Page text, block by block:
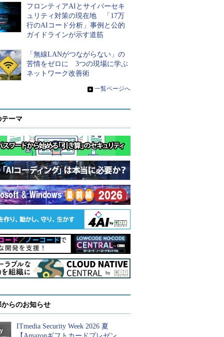
フロンティアAIとサイバーセキ
ュリティ対策の現在地 「17万
行のAIコード分析」事例と公的
ガイドラインが示す道筋
「無線LANがつながらない」の
苦情をゼロに 3つの現場に学ぶ
ネットワーク改善術
» 一覧ページへ
ーマ
らのお知らせ
ITmedia Security Week 2026 夏